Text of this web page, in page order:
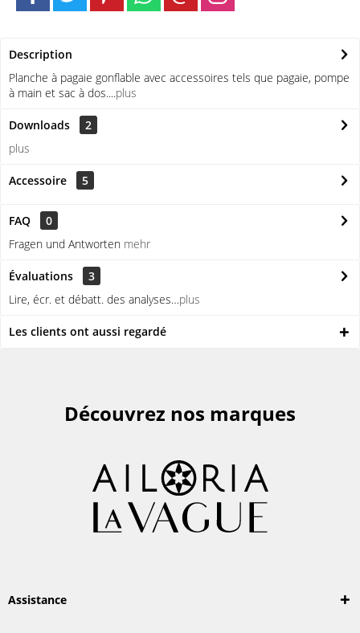
Description
Planche à pagaie gonflable avec accessoires tels que pagaie, pompe
à main et sac à dos....plus
Downloads
2
plus
Accessoire 5
FAQ
0
Fragen und Antworten mehr
Évaluations
3
Lire, écr. et débatt. des analyses…plus
Les clients ont aussi regardé
Découvrez nos marques
Assistance